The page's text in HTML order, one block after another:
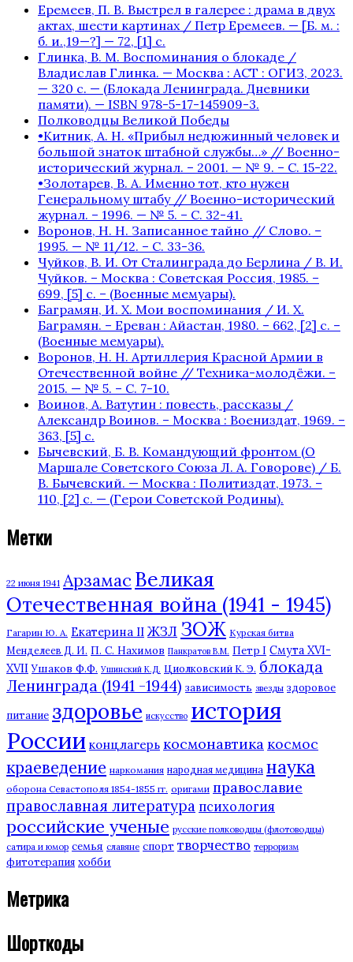
Еремеев, П. В. Выстрел в галерее : драма в двух
актах, шести картинах / Петр Еремеев. — [Б. м. :
б. и.,19—?] — 72, [1] с.
Глинка, В. М. Воспоминания о блокаде /
Владислав Глинка. — Москва : АСТ : ОГИЗ, 2023.
— 320 с. — (Блокада Ленинграда. Дневники
памяти). — ISBN 978-5-17-145909-3.
Полководцы Великой Победы
•Китник, А. Н. «Прибыл недюжинный человек и
большой знаток штабной службы…» // Военно-
исторический журнал. – 2001. — № 9. – С. 15-22.
•Золотарев, В. А. Именно тот, кто нужен
Генеральному штабу // Военно-исторический
журнал. – 1996. — № 5. – С. 32-41.
Воронов, Н. Н. Записанное тайно // Слово. –
1995. — № 11/12. – С. 33-36.
Чуйков, В. И. От Сталинграда до Берлина / В. И.
Чуйков. – Москва : Советская Россия, 1985. –
699, [5] с. – (Военные мемуары).
Баграмян, И. Х. Мои воспоминания / И. Х.
Баграмян. – Ереван : Айастан, 1980. – 662, [2] c. –
(Военные мемуары).
Воронов, Н. Н. Артиллерия Красной Армии в
Отечественной войне // Техника-молодёжи. –
2015. — № 5. – С. 7-10.
Воинов, А. Ватутин : повесть, рассказы /
Александр Воинов. – Москва : Воениздат, 1969. –
363, [5] с.
Бычевский, Б. В. Командующий фронтом (О
Маршале Советского Союза Л. А. Говорове) / Б.
В. Бычевский. — Москва : Политиздат, 1973. –
110, [2] с. — (Герои Советской Родины).
Метки
22 июня 1941 Арзамас Великая
Отечественная война (1941 - 1945)
Гагарин Ю. А. Екатерина II ЖЗЛ ЗОЖ Курская битва
Менделеев Д. И. П. С. Нахимов Панкратов В.М. Петр I Смута XVI-
XVII Ушаков Ф.Ф. Ушинский К.Д. Циолковский К. Э. блокада
Ленинграда (1941 -1944) зависимость звезды здоровое
питание здоровье искусство история
России концлагерь космонавтика космос
краеведение наркомания народная медицина наука
оборона Севастополя 1854-1855 гг. оригами православие
православная литература психология
российские ученые русские полководцы (флотоводцы)
сатира и юмор семья славяне спорт творчество терроризм
фитотерапия хобби
Метрика
Шорткоды